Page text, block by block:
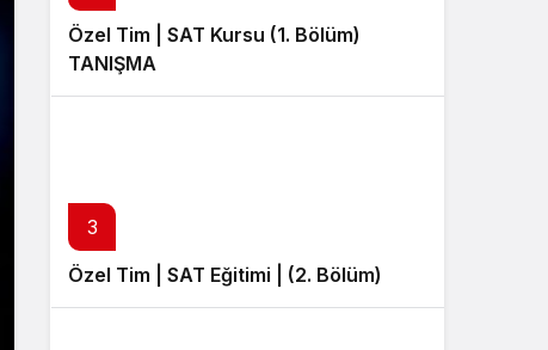
Özel Tim | SAT Kursu (1. Bölüm)
TANIŞMA
3
Özel Tim | SAT Eğitimi | (2. Bölüm)